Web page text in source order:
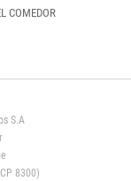
COMEDOR
S.A
8300)